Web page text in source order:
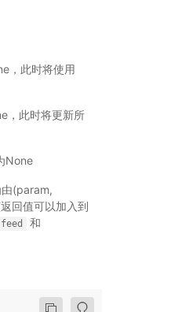
，此时将使用
，此时将更新所
None
(param,
回值可以加入到
feed 和